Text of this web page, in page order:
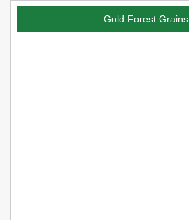
Gold Forest Grains